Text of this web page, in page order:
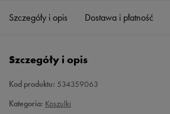
M Powiadom o dostępności
XXL Powiadom o dostępności
Szczegóły i opis Dostawa i płatność
Szczegóły i opis
Kod produktu: 534359063
Kategoria: Koszulki